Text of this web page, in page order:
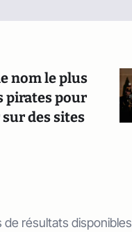
nom le plus
pirates pour
des sites
de résultats disponibles